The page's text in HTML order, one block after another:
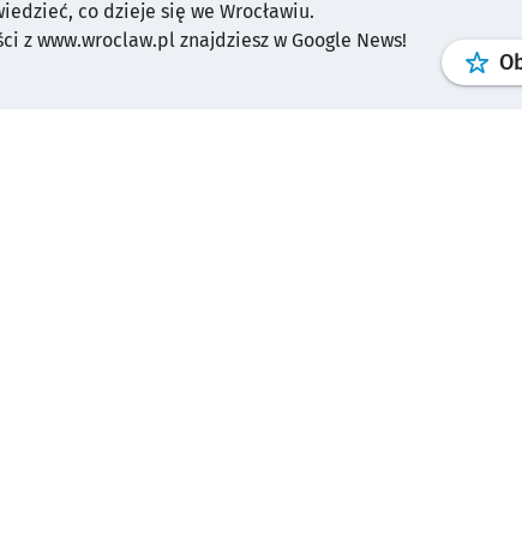
co dzieje się we Wrocławiu.
z www.wroclaw.pl znajdziesz w Google News!